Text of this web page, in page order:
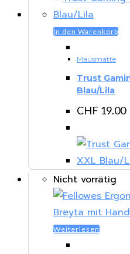
In den Warenkorb
Mausmatte
Trust
Blau/Lila
CHF 19.00
Nicht vorrätig
Weiterlesen